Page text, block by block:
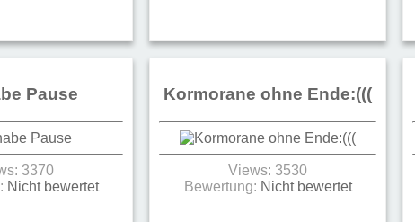
Pause
3370
Nicht bewertet
Kormorane ohne Ende:(((
Views: 3530
Bewertung: Nicht bewertet